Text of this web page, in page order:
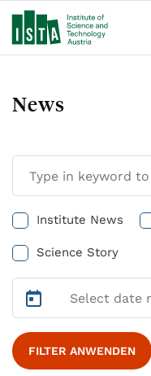
News
Institute News
Science Story
FILTER ANWENDEN